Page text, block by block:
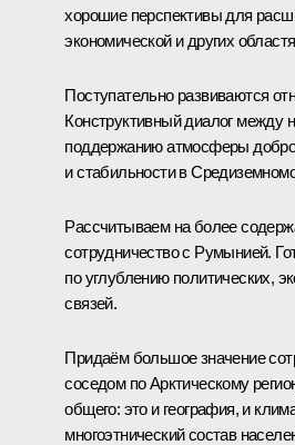
хорошие перспективы для
экономической и других
Поступательно развиваются
Конструктивный диалог между
поддержанию атмосферы
и стабильности в
Рассчитываем на более
сотрудничество с Румынией.
по углублению политических,
связей.
Придаём большое значение
соседом по Арктическому
общего: это и география, и
многоэтнический состав